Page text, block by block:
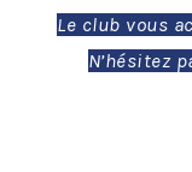
Le club vous
N’hésitez